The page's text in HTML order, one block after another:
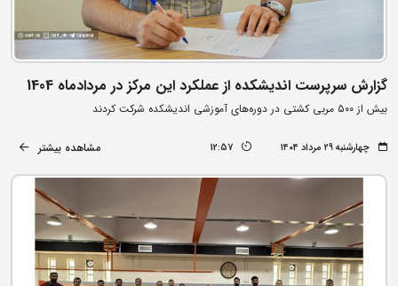
گزارش سرپرست اندیشکده از عملکرد این مرکز در مردادماه 1404
بیش از ۵۰۰ مربی کشتی در دوره‌های آموزشی اندیشکده شرکت کردند
چهارشنبه ۲۹ مرداد ۱۴۰۴ 12:57 مشاهده بیشتر